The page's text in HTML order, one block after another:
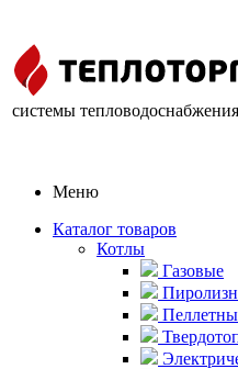
системы тепловодоснабжения
Меню
Каталог товаров
Котлы
Газовые